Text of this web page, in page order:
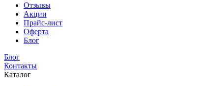
Отзывы
Акции
Прайс-лист
Оферта
Блог
Блог
Контакты
Каталог